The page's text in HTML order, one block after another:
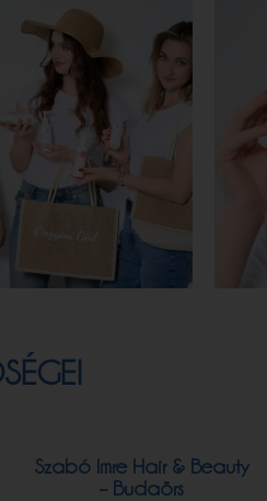
Szabó Imre Hair & Beauty
– Budaörs